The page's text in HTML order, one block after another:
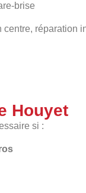
brise
réparation
Houyet
si :